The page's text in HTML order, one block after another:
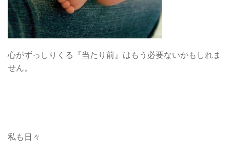
心がずっしりくる『当たり前』はもう必要ないかもしれま
せん。
私も日々